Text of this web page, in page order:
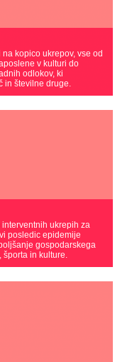
kopico ukrepov, vse od
v kulturi do
odlokov, ki
in številne druge.
ukrepih za
posledic epidemije
gospodarskega
in kulture.